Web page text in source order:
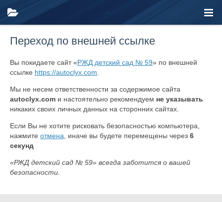
Переход по внешней ссылке
Вы покидаете сайт «РЖД детский сад № 59» по внешней
ссылке https://autoclyx.com
Мы не несем ответственности за содержимое сайта
autoclyx.com и настоятельно рекомендуем не указывать
никаких своих личных данных на сторонних сайтах.
Если Вы не хотите рисковать безопасностью компьютера,
нажмите отмена , иначе вы будете перемещены через 6
секунд
«РЖД детский сад № 59» всегда заботится о вашей
безопасности.